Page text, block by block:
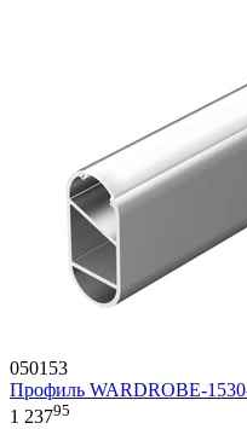
050153
Профиль WARDROBE-
1 23795